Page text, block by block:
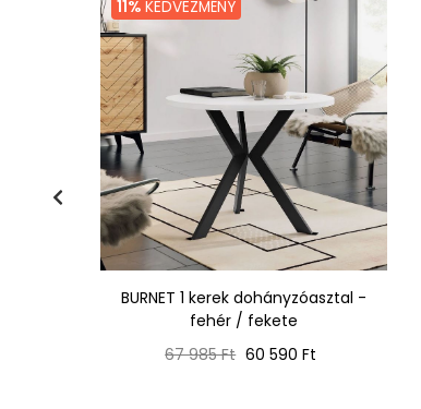
11% KEDVEZMÉNY
BURNET 1 kerek dohányzóasztal -
fehér / fekete
Normál
67 985 Ft Ár
60 590 Ft